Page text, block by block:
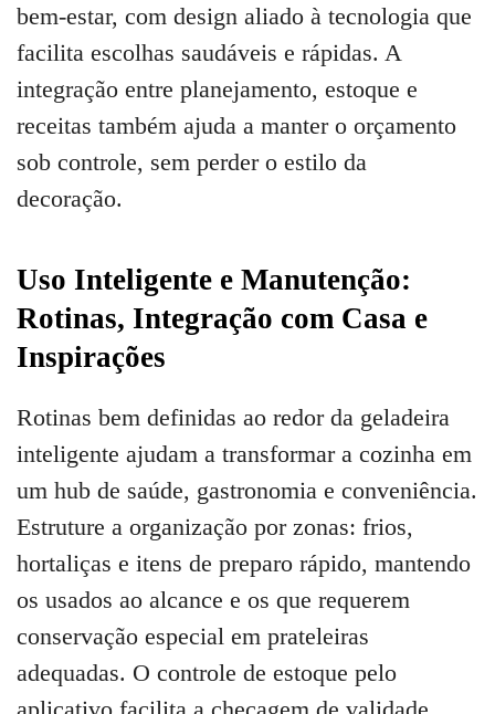
bem-estar, com design aliado à tecnologia que
facilita escolhas saudáveis e rápidas. A
integração entre planejamento, estoque e
receitas também ajuda a manter o orçamento
sob controle, sem perder o estilo da
decoração.
Uso Inteligente e Manutenção:
Rotinas, Integração com Casa e
Inspirações
Rotinas bem definidas ao redor da geladeira
inteligente ajudam a transformar a cozinha em
um hub de saúde, gastronomia e conveniência.
Estruture a organização por zonas: frios,
hortaliças e itens de preparo rápido, mantendo
os usados ao alcance e os que requerem
conservação especial em prateleiras
adequadas. O controle de estoque pelo